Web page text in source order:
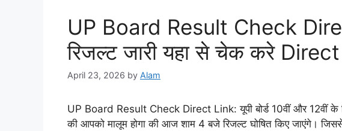
UP Board Result Check
रिजल्ट जारी यहा से चेक करे
April 23, 2026 by Alam
UP Board Result Check Direct Link: यूपी बोर्ड 10वीं और 12वीं के
की आपको मालूम होगा की आज शाम 4 बजे रिजल्ट घोषित किए जाएंगे।